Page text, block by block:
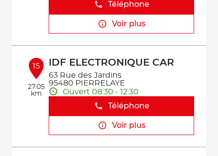
Téléphone
Voir plus
15
27.05
km
IDF ELECTRONIQUE CAR
63 Rue des Jardins
95480 PIERRELAYE
Ouvert 08:30 - 12:30
Téléphone
Voir plus